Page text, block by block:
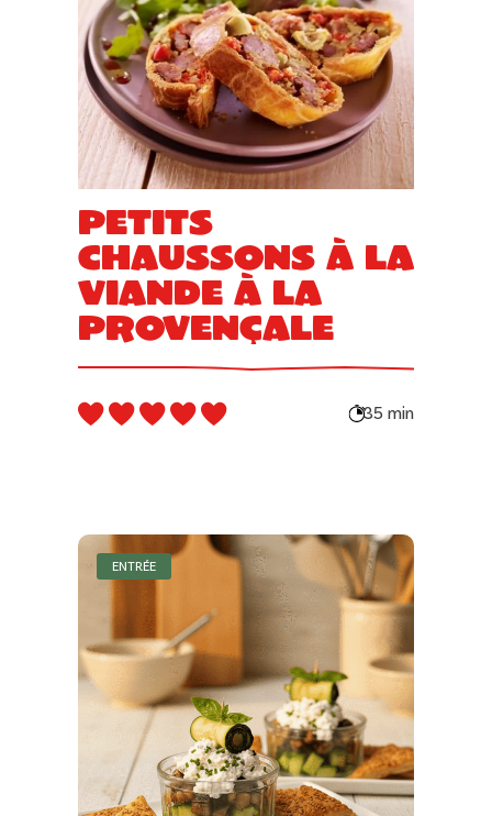
Petits
chaussons à la
viande à la
Provençale
35 min
ENTRÉE